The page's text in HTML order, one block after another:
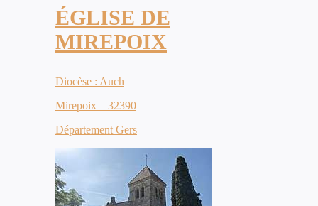
ÉGLISE DE
MIREPOIX
Diocèse : Auch
Mirepoix – 32390
Département Gers